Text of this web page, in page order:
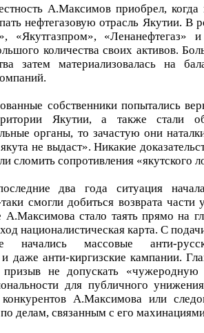
А.Максимов приобрел,
нефтегазовую отрасль Якутии.
«Якутгазпром»,
количества своих активов.
затем материализовалась на
собственники попытались
Якутии, а также стали
органы, то зачастую они
не выдаст». Никакие
сломить сопротивления «якутского
два года ситуация
смогли добиться возврата части
А.Максимова стало таять прямо на
националистическая карта. С
начались массовые анти-
и даже анти-киргизские кампании.
призыв не допускать «чужеродную
для публичного
А.Максимова или
делам, связанным с его